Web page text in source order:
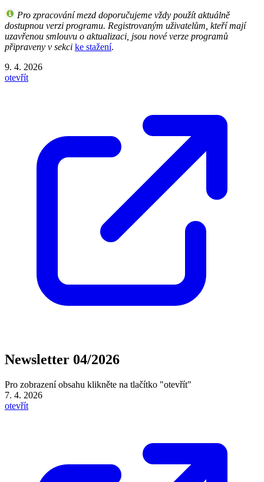
Pro zpracování mezd doporučujeme vždy použít aktuálně
dostupnou verzi programu. Registrovaným uživatelům, kteří mají
uzavřenou smlouvu o aktualizaci, jsou nové verze programů
připraveny v sekci ke stažení.
9. 4. 2026
otevřít
Newsletter 04/2026
Pro zobrazení obsahu klikněte na tlačítko "otevřít"
7. 4. 2026
otevřít